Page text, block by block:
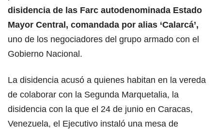
disidencia de las Farc autodenominada Estado
Mayor Central, comandada por alias ‘Calarcá’,
uno de los negociadores del grupo armado con el
Gobierno Nacional.
La disidencia acusó a quienes habitan en la vereda
de colaborar con la Segunda Marquetalia, la
disidencia con la que el 24 de junio en Caracas,
Venezuela, el Ejecutivo instaló una mesa de